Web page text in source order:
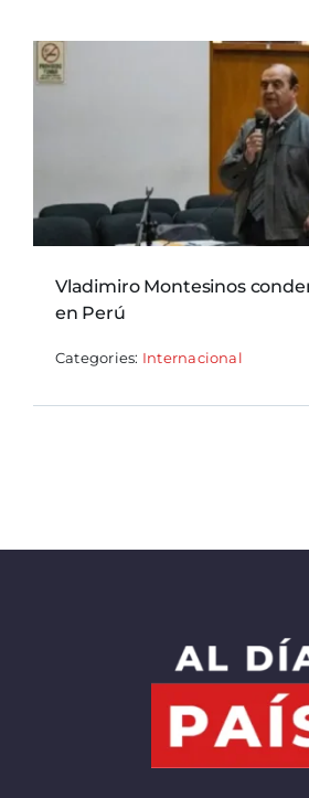
Vladimiro Montesinos
en Perú
Categories: Internacional